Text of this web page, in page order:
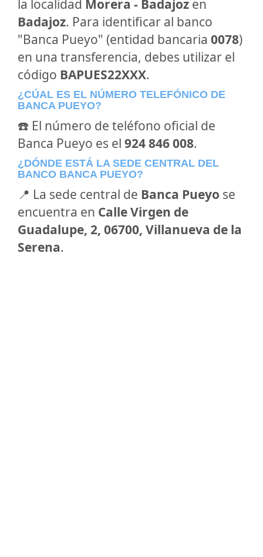
la localidad Morera - Badajoz en
Badajoz. Para identificar al banco
"Banca Pueyo" (entidad bancaria 0078)
en una transferencia, debes utilizar el
código BAPUES22XXX.
¿CÚAL ES EL NÚMERO TELEFÓNICO DE
BANCA PUEYO?
☎️ El número de teléfono oficial de
Banca Pueyo es el 924 846 008.
¿DÓNDE ESTÁ LA SEDE CENTRAL DEL
BANCO BANCA PUEYO?
📍 La sede central de Banca Pueyo se
encuentra en Calle Virgen de
Guadalupe, 2, 06700, Villanueva de la
Serena.